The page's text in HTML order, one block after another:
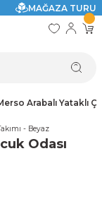
MAĞAZA TURU
Arabalı Yataklı
Odası